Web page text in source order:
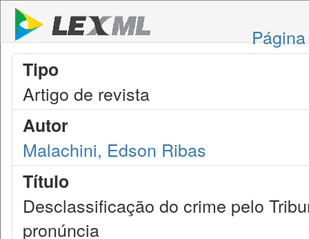
Tipo
Artigo de revista
Autor
Malachini, Edson Ribas
Título
Desclassificação do crime pelo
pronúncia